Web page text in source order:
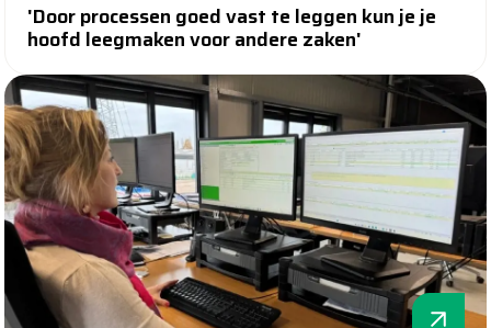
'Door processen goed vast te leggen kun je je
hoofd leegmaken voor andere zaken'